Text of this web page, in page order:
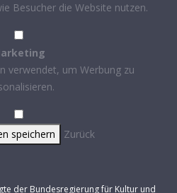
Besucher die Website nutzen.
verwendet, um Werbung zu
speichern Zurück
der Bundesregierung für Kultur und